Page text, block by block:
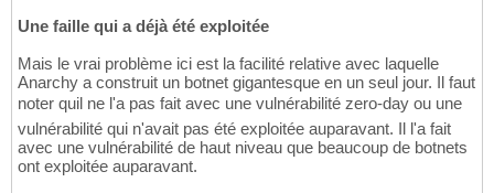
Une faille qui a déjà été exploitée
Mais le vrai problème ici est la facilité relative avec laquelle
Anarchy a construit un botnet gigantesque en un seul jour. Il faut
noter quil ne l'a pas fait avec une vulnérabilité zero-day ou une
vulnérabilité qui n'avait pas été exploitée auparavant. Il l'a fait
avec une vulnérabilité de haut niveau que beaucoup de botnets
ont exploitée auparavant.